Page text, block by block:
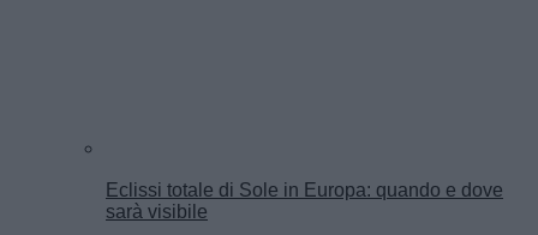
Eclissi totale di Sole in Europa: quando e dove
sarà visibile